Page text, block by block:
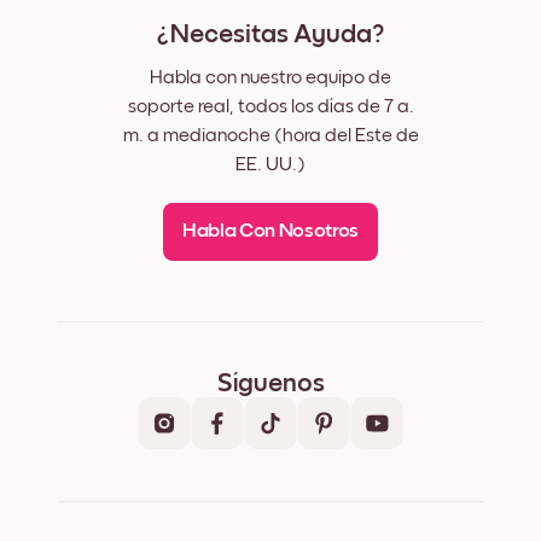
¿Necesitas Ayuda?
Habla con nuestro equipo de
soporte real, todos los días de 7 a.
m. a medianoche (hora del Este de
EE. UU.)
Habla Con Nosotros
Síguenos